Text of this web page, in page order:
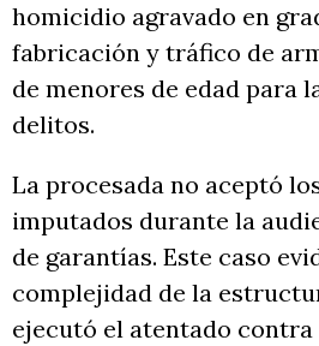
homicidio agravado en
fabricación y tráfico de
de menores de edad para
delitos.
La procesada no aceptó
imputados durante la
de garantías. Este caso
complejidad de la
ejecutó el atentado contra